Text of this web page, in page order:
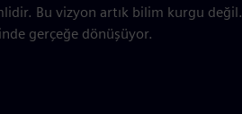
Bu vizyon artık bilim kurgu değil.
gerçeğe dönüşüyor.